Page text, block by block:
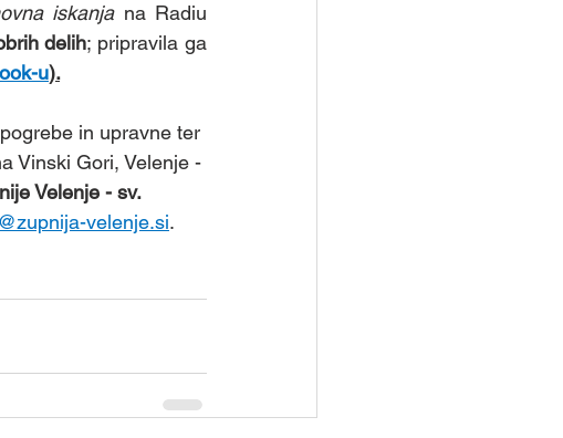
iskanja na Radiu
delih; pripravila ga
u).
in upravne ter
Vinski Gori, Velenje -
Velenje - sv.
velenje.si.